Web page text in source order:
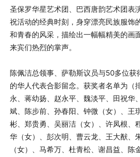
圣保罗华星艺术团、巴西唐韵艺术团表
祝活动的经典时刻，身穿漂亮民族服饰
和青春的风采，描绘出一幅幅精美的画
来宾们热烈的掌声。
陈佩洁总领事、萨勒斯议员与50多位
的华人代表合影留念。获奖者名单为（
永、蒋幼扬、赵永平、魏淡平、田祝华
斌、陈步前、孙春阳、钟微（女）、王
彬、郑贵勇、吴丽洁（女）、许凤根、
华（女）、彭次明、曹云龙、王大猷、
（女）、马希万、杜青松、谢昌益、陈